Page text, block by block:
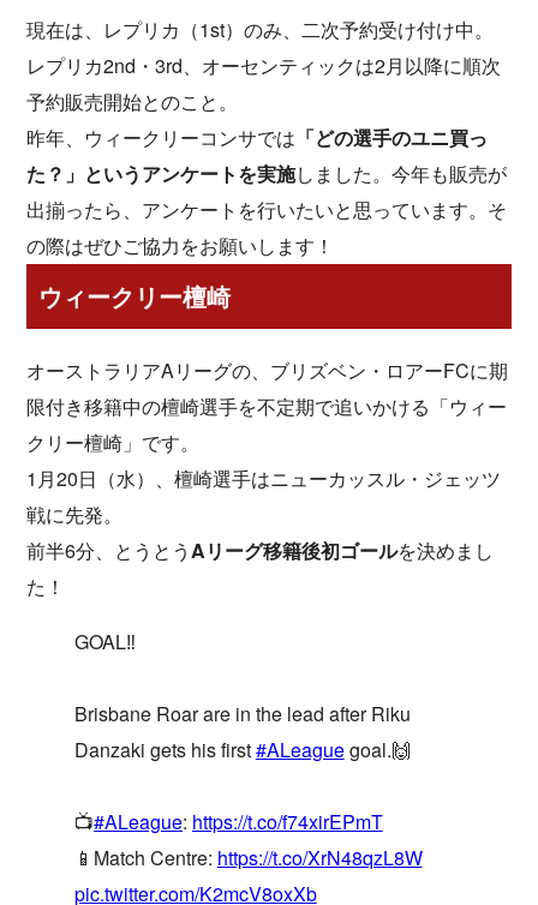
現在は、レプリカ（1st）のみ、二次予約受け付け中。
レプリカ2nd・3rd、オーセンティックは2月以降に順次
予約販売開始とのこと。
昨年、ウィークリーコンサでは 「どの選手のユニ買っ
た？」というアンケートを実施しました。今年も販売が
出揃ったら、アンケートを行いたいと思っています。そ
の際はぜひご協力をお願いします！
ウィークリー檀崎
オーストラリアAリーグの、ブリズベン・ロアーFCに期
限付き移籍中の檀崎選手を不定期で追いかける「ウィー
クリー檀崎」です。
1月20日（水）、檀崎選手はニューカッスル・ジェッツ
戦に先発。
前半6分、とうとうAリーグ移籍後初ゴールを決めまし
た！
GOAL‼️
Brisbane Roar are in the lead after Riku
Danzaki gets his first#ALeaguegoal.🙌
📺#ALeague: https://t.co/f74xirEPmT
📱Match Centre: https://t.co/XrN48qzL8W
pic.twitter.com/K2mcV8oxXb